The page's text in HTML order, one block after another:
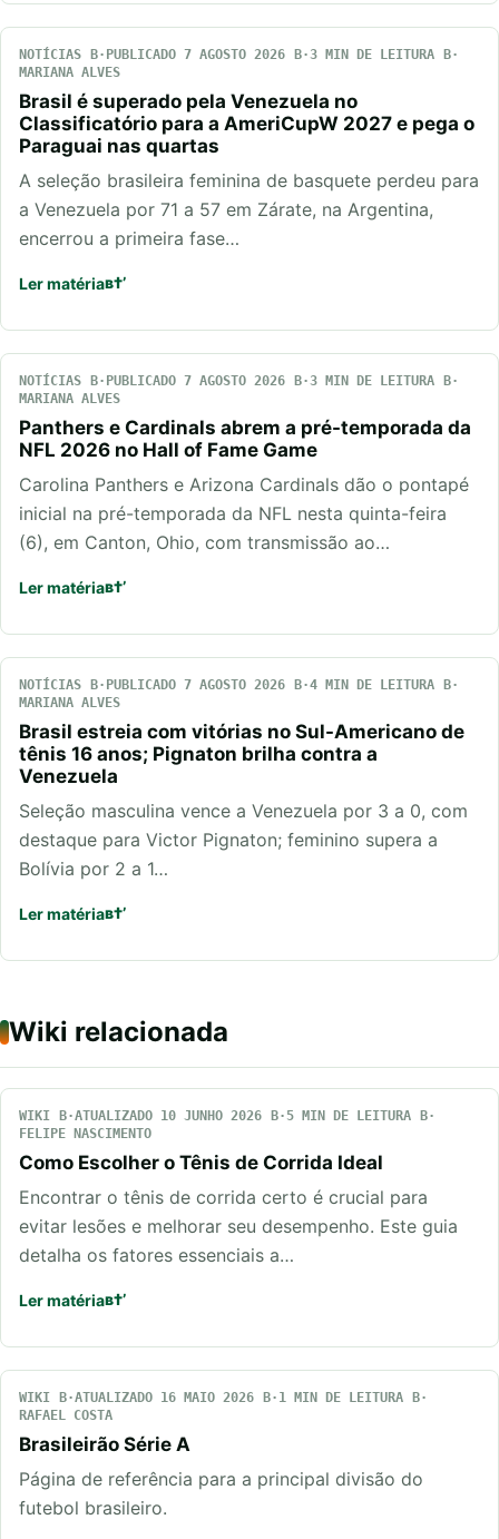
NOTÍCIAS PUBLICADO 7 AGOSTO 2026
3 MIN DE LEITURA
MARIANA ALVES
Brasil é superado pela Venezuela no
Classificatório para a AmeriCupW 2027 e pega o
Paraguai nas quartas
A seleção brasileira feminina de basquete perdeu para
a Venezuela por 71 a 57 em Zárate, na Argentina,
encerrou a primeira fase…
Ler matéria
NOTÍCIAS PUBLICADO 7 AGOSTO 2026
3 MIN DE LEITURA
MARIANA ALVES
Panthers e Cardinals abrem a pré-temporada da
NFL 2026 no Hall of Fame Game
Carolina Panthers e Arizona Cardinals dão o pontapé
inicial na pré-temporada da NFL nesta quinta-feira
(6), em Canton, Ohio, com transmissão ao…
Ler matéria
NOTÍCIAS PUBLICADO 7 AGOSTO 2026
4 MIN DE LEITURA
MARIANA ALVES
Brasil estreia com vitórias no Sul-Americano de
tênis 16 anos; Pignaton brilha contra a
Venezuela
Seleção masculina vence a Venezuela por 3 a 0, com
destaque para Victor Pignaton; feminino supera a
Bolívia por 2 a 1…
Ler matéria
Wiki relacionada
WIKI ATUALIZADO 10 JUNHO 2026
5 MIN DE LEITURA
FELIPE NASCIMENTO
Como Escolher o Tênis de Corrida Ideal
Encontrar o tênis de corrida certo é crucial para
evitar lesões e melhorar seu desempenho. Este guia
detalha os fatores essenciais a…
Ler matéria
WIKI ATUALIZADO 16 MAIO 2026
1 MIN DE LEITURA
RAFAEL COSTA
Brasileirão Série A
Página de referência para a principal divisão do
futebol brasileiro.